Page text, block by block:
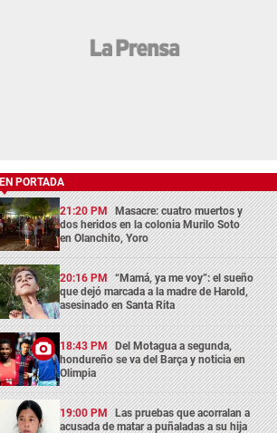
EN PORTADA
21:20 PM Masacre: cuatro muertos y
dos heridos en la colonia Murilo Soto
en Olanchito, Yoro
20:16 PM “Mamá, ya me voy”: el sueño
que dejó marcada a la madre de Harold,
asesinado en Santa Rita
18:43 PM Del Motagua a segunda,
hondureño se va del Barça y noticia en
Olimpia
19:00 PM Las pruebas que acorralan a
acusada de matar a puñaladas a su hija